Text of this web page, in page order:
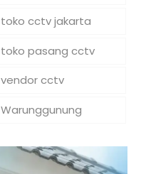
toko cctv jakarta
toko pasang cctv
vendor cctv
Warunggunung